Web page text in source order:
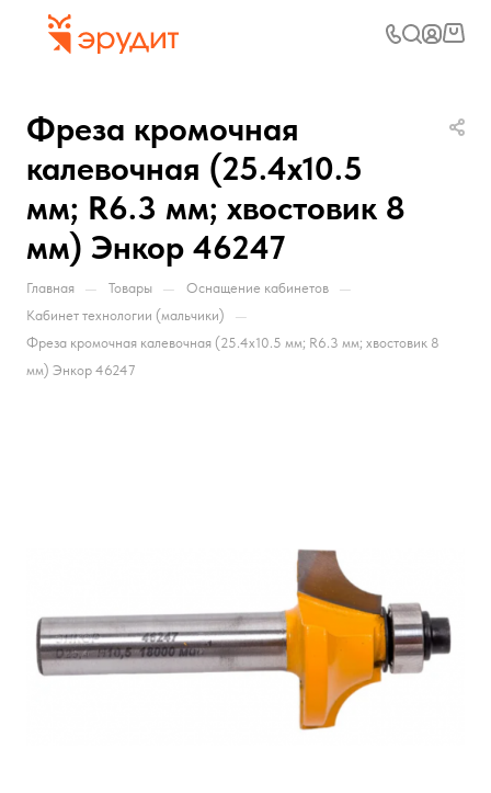
Фреза кромочная
калевочная (25.4х10.5
мм; R6.3 мм; хвостовик 8
мм) Энкор 46247
Главная — Товары — Оснащение кабинетов —
Кабинет технологии (мальчики) —
Фреза кромочная калевочная (25.4х10.5 мм; R6.3 мм; хвостовик 8
мм) Энкор 46247